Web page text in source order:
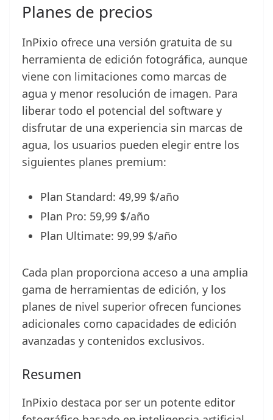
Planes de precios
InPixio ofrece una versión gratuita de su
herramienta de edición fotográfica, aunque
viene con limitaciones como marcas de
agua y menor resolución de imagen. Para
liberar todo el potencial del software y
disfrutar de una experiencia sin marcas de
agua, los usuarios pueden elegir entre los
siguientes planes premium:
Plan Standard: 49,99 $/año
Plan Pro: 59,99 $/año
Plan Ultimate: 99,99 $/año
Cada plan proporciona acceso a una amplia
gama de herramientas de edición, y los
planes de nivel superior ofrecen funciones
adicionales como capacidades de edición
avanzadas y contenidos exclusivos.
Resumen
InPixio destaca por ser un potente editor